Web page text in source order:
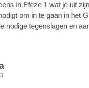
in Efeze 1 wat je uit
om in te gaan in het
nodige tegenslagen en